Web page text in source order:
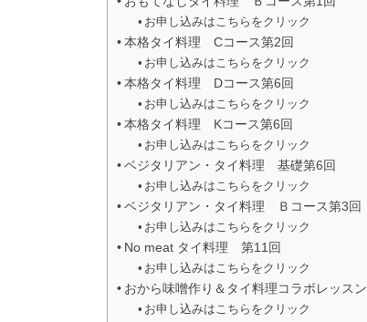
お申し込みはこちらをクリック
本格タイ料理 Cコース第2回
お申し込みはこちらをクリック
本格タイ料理 Dコース第6回
お申し込みはこちらをクリック
本格タイ料理 Kコース第6回
お申し込みはこちらをクリック
ベジタリアン・タイ料理 基礎第6回
お申し込みはこちらをクリック
ベジタリアン・タイ料理 Ｂコース第3回
お申し込みはこちらをクリック
No meat タイ料理 第11回
お申し込みはこちらをクリック
おから味噌作り＆タイ料理コラボレッスン
お申し込みはこちらをクリック